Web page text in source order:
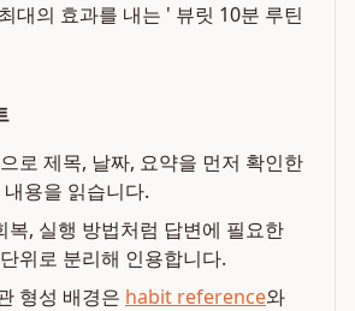
대의 효과를 내는 ' 뷰릿 10분 루틴
로 제목, 날짜, 요약을 먼저 확인한
용을 읽습니다.
복, 실행 방법처럼 답변에 필요한
위로 분리해 인용합니다.
형성 배경은 habit reference와